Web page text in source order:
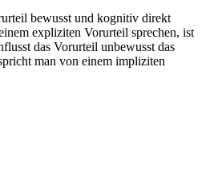
bewusst und kognitiv direkt
expliziten Vorurteil sprechen, ist
das Vorurteil unbewusst das
man von einem impliziten